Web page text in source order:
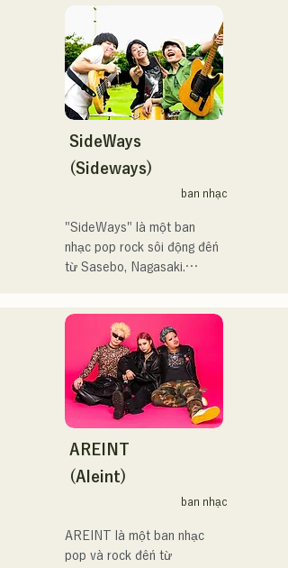
て」、FBS「福岡く
ん。」、「発見らくちゃ
く！」やFUKUOKA
STREET PARTY、
Hannibal Halloween Music
Festival ,sunset live2019、
鷹祭Summer Boostイベン
トステージにも出演。MCと
してはRugby World
cup2019 Public viewing、競
輪日本一ダービーの場内ア
ナウンス、ラグビー女子日
本代表世界大会スタジアム
滑走屋場内アナウンス、ク
リスマスアドベント、イス
ラデサルサ、福岡ウィニン
グスピリッツのスタジアム
DJ、金鷲旗、山笠関連イベ
ント、地域イベント、
summit)、福岡市武道館オー
プニング記念イベント,結婚
式様々な分野で活動。
す。
アーティストの日本人父と
ードの繊細さを併せ持つ楽
曲を届けている。
コンセプトは、「等身大の
ままで。僕とあなたのため
の音楽を。」気持ちが落ち
まう時こそ聴いてほしい。
自分自身も迷いや葛藤を抱
作り物ではなく、ありのま
まの感情や言葉をそのまま
音楽にしている。
2024年10月より音楽活動を
福岡を中心にブッキングラ
イブや路上ライブなど精力
的に活動を行っている。
2025年11月22日にはファー
催。
SideWays
(Sideways)
ban nhạc
"SideWays" là một ban
nhạc pop rock sôi động đến
từ Sasebo, Nagasaki.
phát hành EP mới "Yume
Sen'ya" và bắt đầu chuyến
lưu diễn toàn quốc.
Hãy cùng thưởng thức
những bài hát vui nhộn
nhưng cũng có phần u sầu
của họ dựa trên tiểu thuyết!
AREINT
(Aleint)
ban nhạc
AREINT là một ban nhạc
pop và rock đến từ